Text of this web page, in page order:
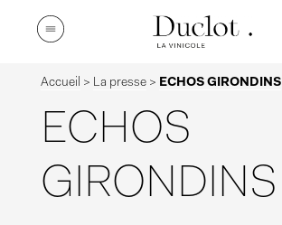
Accueil > La presse> ECHOS GIRONDINS
ECHOS
GIRONDINS